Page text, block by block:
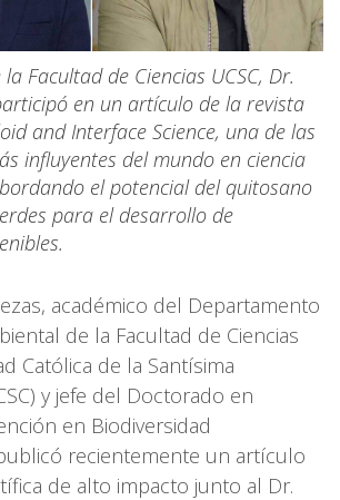
Facultad de Ciencias UCSC, Dr.
en un artículo de la revista
and Interface Science, una de las
influyentes del mundo en ciencia
el potencial del quitosano
para el desarrollo de
académico del Departamento
de la Facultad de Ciencias
Católica de la Santísima
y jefe del Doctorado en
en Biodiversidad
recientemente un artículo
de alto impacto junto al Dr.